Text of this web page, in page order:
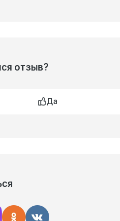
отзыв?
Да